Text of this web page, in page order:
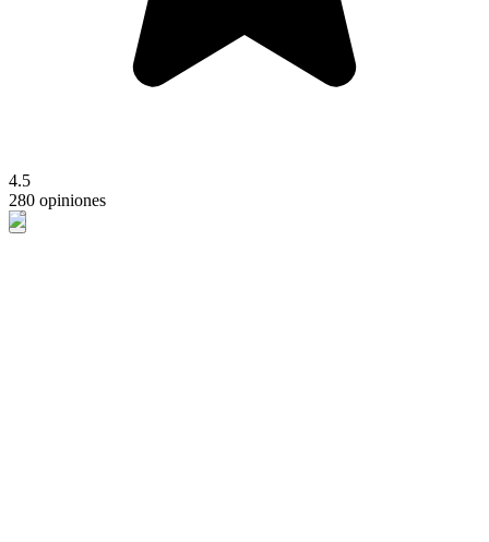
4.5
280 opiniones